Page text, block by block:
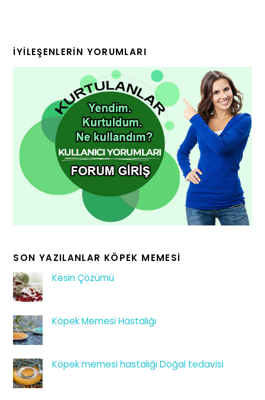
İYILEŞENLERIN YORUMLARI
SON YAZILANLAR KÖPEK MEMESI
Kesin Çözümü
Köpek Memesi Hastalığı
Köpek memesi hastalığı Doğal tedavisi